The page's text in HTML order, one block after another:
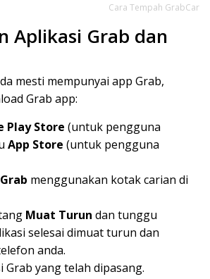
Cara Tempah GrabCar
Aplikasi Grab dan
mesti mempunyai app Grab,
Grab app:
Play Store (untuk pengguna
App Store (untuk pengguna
Grab menggunakan kotak carian di
Muat Turun dan tunggu
selesai dimuat turun dan
anda.
Grab yang telah dipasang.